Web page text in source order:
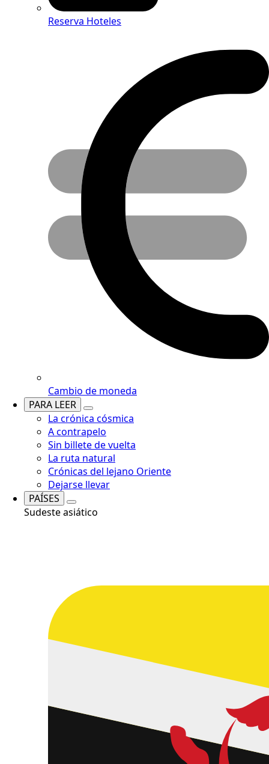
Reserva Hoteles
Cambio de moneda
PARA LEER
La crónica cósmica
A contrapelo
Sin billete de vuelta
La ruta natural
Crónicas del lejano Oriente
Dejarse llevar
PAÍSES
Sudeste asiático